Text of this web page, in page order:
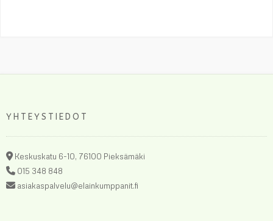
YHTEYSTIEDOT
Keskuskatu 6-10, 76100 Pieksämäki
015 348 848
asiakaspalvelu@elainkumppanit.fi